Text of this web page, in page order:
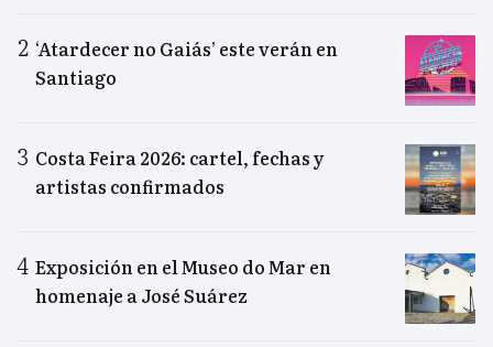
‘Atardecer no Gaiás’ este verán en
Santiago
Costa Feira 2026: cartel, fechas y
artistas confirmados
Exposición en el Museo do Mar en
homenaje a José Suárez